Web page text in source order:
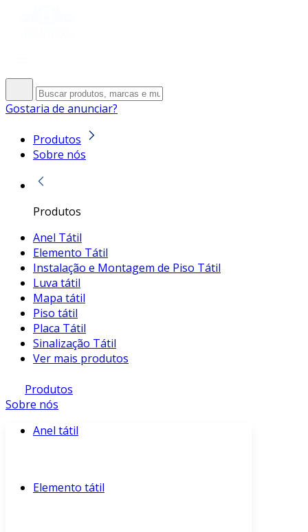
Gostaria de anunciar?
Produtos
Sobre nós
Produtos
Anel Tátil
Elemento Tátil
Instalação e Montagem de Piso Tátil
Luva tátil
Mapa tátil
Piso tátil
Placa Tátil
Sinalização Tátil
Ver mais produtos
Produtos
Sobre nós
Anel tátil
Elemento tátil